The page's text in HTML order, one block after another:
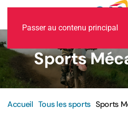
Passer au contenu principal
Sports
Accueil Tous les sports Sports